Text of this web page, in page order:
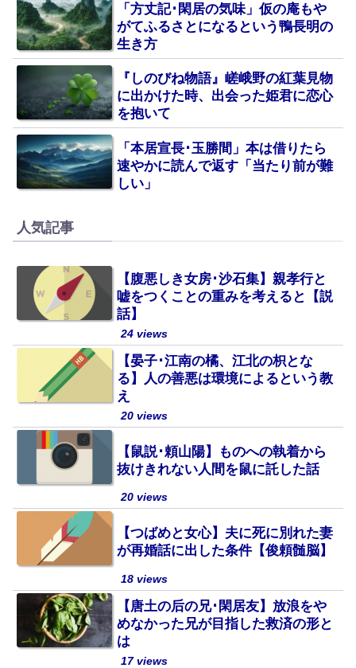
「方丈記･閑居の気味」仮の庵もや
がてふるさとになるという鴨長明の
生き方
『しのびね物語』嵯峨野の紅葉見物
に出かけた時、出会った姫君に恋心
を抱いて
「本居宣長･玉勝間」本は借りたら
速やかに読んで返す「当たり前が難
しい」
人気記事
【腹悪しき女房･沙石集】親孝行と
嘘をつくことの重みを考えると【説
話】
24 views
【晏子･江南の橘、江北の枳とな
る】人の善悪は環境によるという教
え
20 views
【鼠説･頼山陽】ものへの執着から
抜けきれない人間を鼠に託した話
20 views
【つばめと女心】夫に死に別れた妻
が再婚話に出した条件【俊頼髄脳】
18 views
【唐土の后の兄･閑居友】放浪をや
めなかった兄が目指した救済の形と
は
17 views